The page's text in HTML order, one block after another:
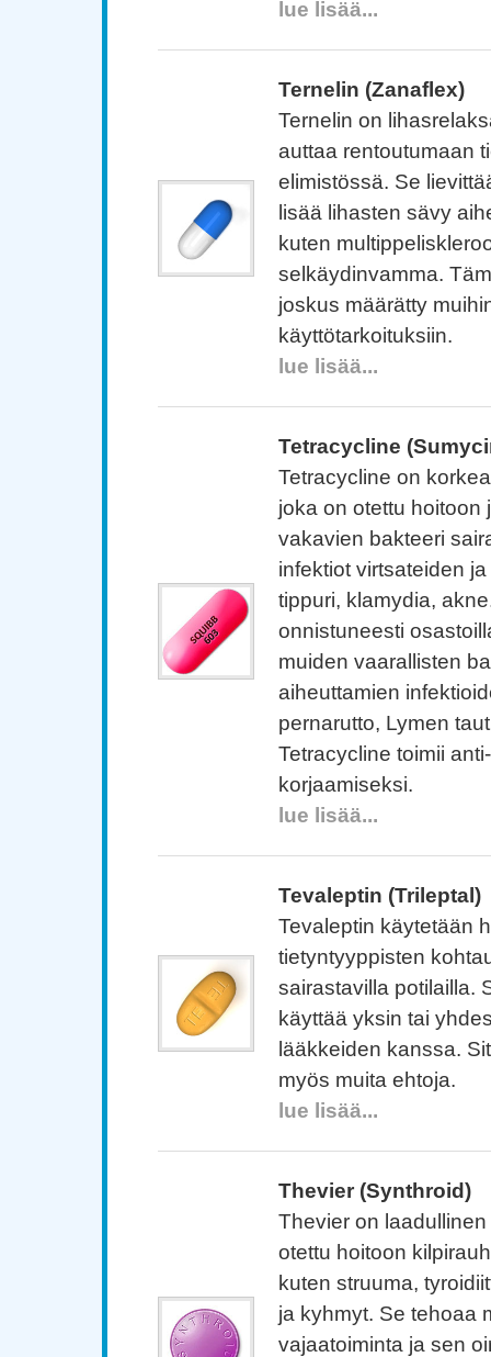
lue lisää...
Ternelin (Zanaflex)
Ternelin on
auttaa rentoutumaan
elimistössä. Se
lisää lihasten sävy
kuten
selkäydinvamma.
joskus määrätty
käyttötarkoituksiin.
lue lisää...
Tetracycline
Tetracycline on
joka on otettu hoitoon
vakavien bakteeri
infektiot virtsateiden
tippuri, klamydia,
onnistuneesti
muiden vaarallisten
aiheuttamien
pernarutto, Lymen
Tetracycline toimii
korjaamiseksi.
lue lisää...
Tevaleptin (Trileptal)
Tevaleptin käytetään
tietyntyyppisten
sairastavilla potilailla.
käyttää yksin tai
lääkkeiden kanssa.
myös muita ehtoja.
lue lisää...
Thevier (Synthroid)
Thevier on
otettu hoitoon
kuten struuma,
ja kyhmyt. Se tehoaa
vajaatoiminta ja sen